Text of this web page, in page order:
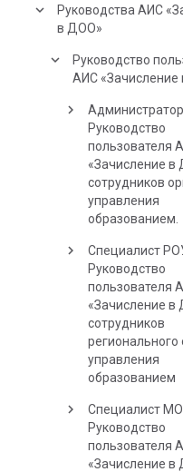
keyboard_arrow_down
Руководства АИС
в ДОО»
keyboard_arrow_down
Руководство
АИС
keyboard_arrow_right
Администратор.
Руководство
пользователя
«Зачисление
сотрудников
управления
образованием.
keyboard_arrow_right
Специалист
Руководство
пользователя
«Зачисление
сотрудников
регионального
управления
образованием
keyboard_arrow_right
Специалист
Руководство
пользователя
«Зачисление